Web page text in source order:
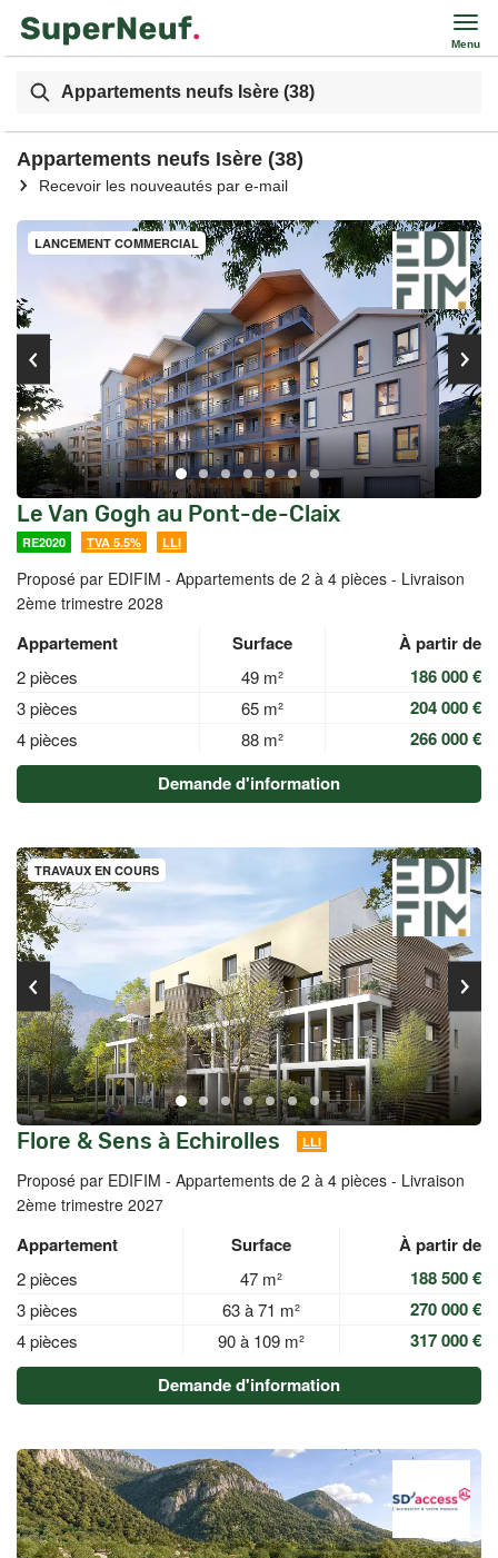
Menu
Appartements neufs Isère (38)
Appartements neufs Isère (38)
Recevoir les nouveautés par e-mail
LANCEMENT COMMERCIAL
Le Van Gogh au Pont-de-Claix
RE2020 TVA 5.5% LLI
Proposé par EDIFIM - Appartements de 2 à 4 pièces - Livraison
2ème trimestre 2028
Appartement Surface À partir de
2 pièces 49 m² 186 000 €
3 pièces 65 m² 204 000 €
4 pièces 88 m²
266 000 €
Demande d'information
TRAVAUX EN COURS
Flore & Sens à Echirolles LLI
Proposé par EDIFIM - Appartements de 2 à 4 pièces - Livraison
2ème trimestre 2027
Appartement Surface À partir de
2 pièces 47 m² 188 500 €
3 pièces 63 à 71 m² 270 000 €
4 pièces 90 à 109 m²
317 000 €
Demande d'information